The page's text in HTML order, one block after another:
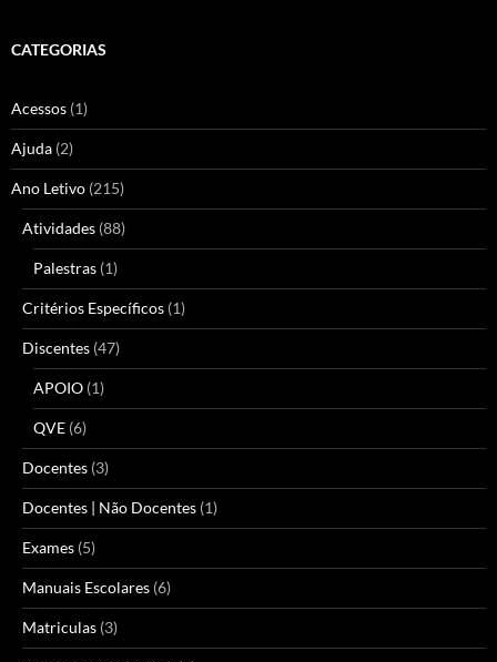
CATEGORIAS
Acessos (1)
Ajuda (2)
Ano Letivo (215)
Atividades (88)
Palestras (1)
Critérios Específicos (1)
Discentes (47)
APOIO (1)
QVE (6)
Docentes (3)
Docentes | Não Docentes (1)
Exames (5)
Manuais Escolares (6)
Matriculas (3)